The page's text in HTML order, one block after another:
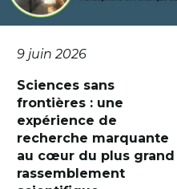
9 juin 2026
Sciences sans
frontières : une
expérience de
recherche marquante
au cœur du plus grand
rassemblement